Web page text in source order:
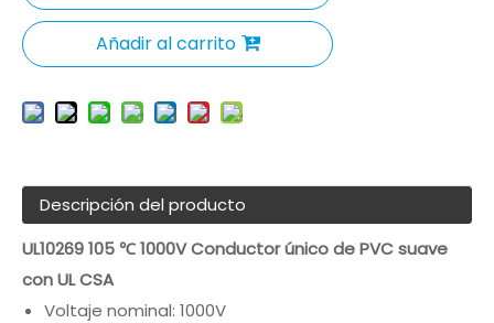
Añadir al carrito
Descripción del producto
UL10269 105 ℃ 1000V Conductor único de PVC suave
con UL CSA
Voltaje nominal: 1000V